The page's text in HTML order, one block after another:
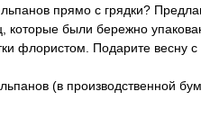
прямо с грядки?
которые были бережно
флористом. Подарите весну
(в производственной